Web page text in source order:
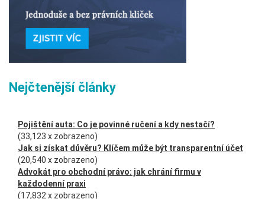
Nejčtenější články
Pojištění auta: Co je povinné ručení a kdy nestačí?
(33,123 x zobrazeno)
Jak si získat důvěru? Klíčem může být transparentní účet
(20,540 x zobrazeno)
Advokát pro obchodní právo: jak chrání firmu v
každodenní praxi
(17,832 x zobrazeno)